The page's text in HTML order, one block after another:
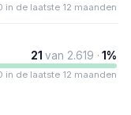
in de laatste 12 maanden
21 van 2.619 · 1%
in de laatste 12 maanden